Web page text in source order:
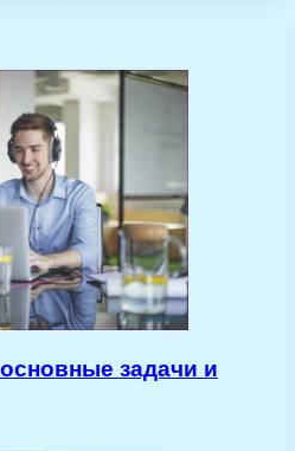
задачи и